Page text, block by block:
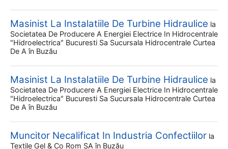
Masinist La Instalatiile De Turbine Hidraulice la
Societatea De Producere A Energiei Electrice In Hidrocentrale
"hidroelectrica" Bucuresti Sa Sucursala Hidrocentrale Curtea
De A în Buzău
Masinist La Instalatiile De Turbine Hidraulice la
Societatea De Producere A Energiei Electrice In Hidrocentrale
"hidroelectrica" Bucuresti Sa Sucursala Hidrocentrale Curtea
De A în Buzău
Muncitor Necalificat In Industria Confectiilor la
Textile Gel & Co Rom SA în Buzău